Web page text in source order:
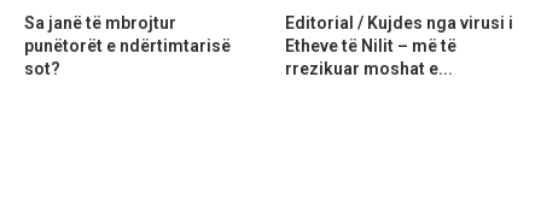
Sa janë të mbrojtur
punëtorët e ndërtimtarisë
sot?
Editorial / Kujdes nga virusi i
Etheve të Nilit – më të
rrezikuar moshat e...